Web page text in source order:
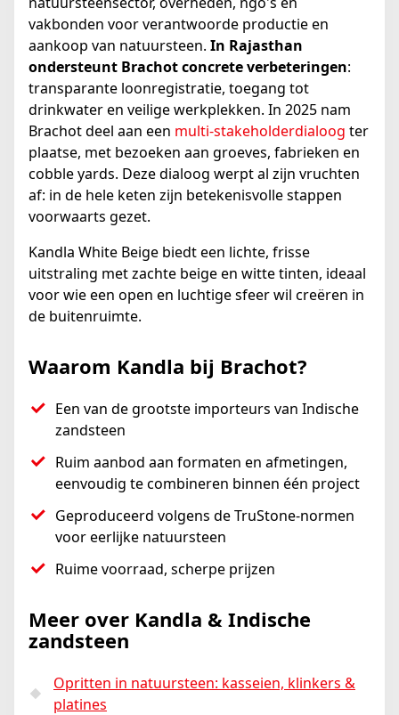
vakbonden voor verantwoorde productie en
aankoop van natuursteen. In Rajasthan
ondersteunt Brachot concrete verbeteringen:
transparante loonregistratie, toegang tot
drinkwater en veilige werkplekken. In 2025 nam
Brachot deel aan een multi-stakeholderdialoog ter
plaatse, met bezoeken aan groeves, fabrieken en
cobble yards. Deze dialoog werpt al zijn vruchten
af: in de hele keten zijn betekenisvolle stappen
voorwaarts gezet.
Kandla White Beige biedt een lichte, frisse
uitstraling met zachte beige en witte tinten, ideaal
voor wie een open en luchtige sfeer wil creëren in
de buitenruimte.
Waarom Kandla bij Brachot?
Een van de grootste importeurs van Indische
zandsteen
Ruim aanbod aan formaten en afmetingen,
eenvoudig te combineren binnen één project
Geproduceerd volgens de TruStone-normen
voor eerlijke natuursteen
Ruime voorraad, scherpe prijzen
Meer over Kandla & Indische
zandsteen
Opritten in natuursteen: kasseien, klinkers &
platines